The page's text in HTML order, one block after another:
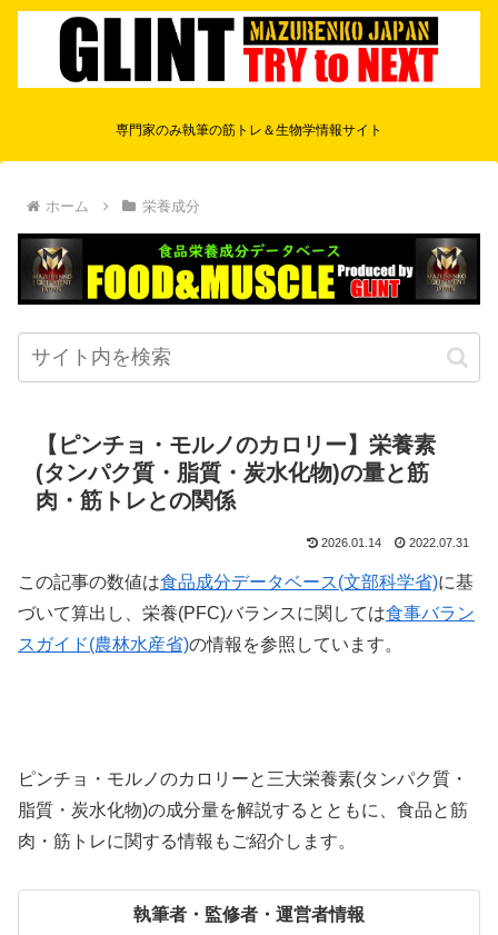
専門家のみ執筆の筋トレ＆生物学情報サイト
ホーム 栄養成分
【ピンチョ・モルノのカロリー】栄養素
(タンパク質・脂質・炭水化物)の量と筋
肉・筋トレとの関係
2026.01.14 2022.07.31
この記事の数値は食品成分データベース(文部科学省)に基
づいて算出し、栄養(PFC)バランスに関しては食事バラン
スガイド(農林水産省)の情報を参照しています。
ピンチョ・モルノのカロリーと三大栄養素(タンパク質・
脂質・炭水化物)の成分量を解説するとともに、食品と筋
肉・筋トレに関する情報もご紹介します。
執筆者・監修者・運営者情報